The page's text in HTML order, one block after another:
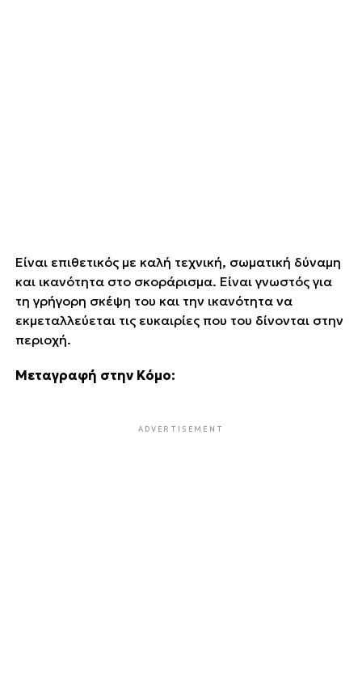
Είναι επιθετικός με καλή τεχνική, σωματική δύναμη
και ικανότητα στο σκοράρισμα. Είναι γνωστός για
τη γρήγορη σκέψη του και την ικανότητα να
εκμεταλλεύεται τις ευκαιρίες που του δίνονται στην
περιοχή.
Μεταγραφή στην Κόμο:
ADVERTISEMENT